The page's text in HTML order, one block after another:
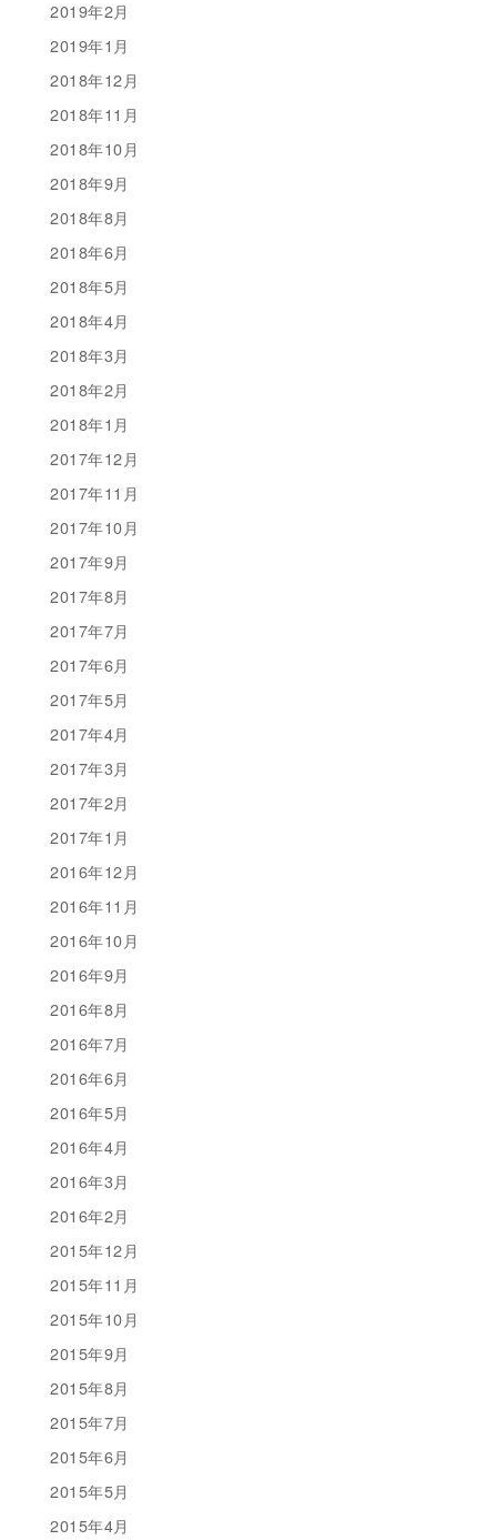
2019年2月
2019年1月
2018年12月
2018年11月
2018年10月
2018年9月
2018年8月
2018年6月
2018年5月
2018年4月
2018年3月
2018年2月
2018年1月
2017年12月
2017年11月
2017年10月
2017年9月
2017年8月
2017年7月
2017年6月
2017年5月
2017年4月
2017年3月
2017年2月
2017年1月
2016年12月
2016年11月
2016年10月
2016年9月
2016年8月
2016年7月
2016年6月
2016年5月
2016年4月
2016年3月
2016年2月
2015年12月
2015年11月
2015年10月
2015年9月
2015年8月
2015年7月
2015年6月
2015年5月
2015年4月